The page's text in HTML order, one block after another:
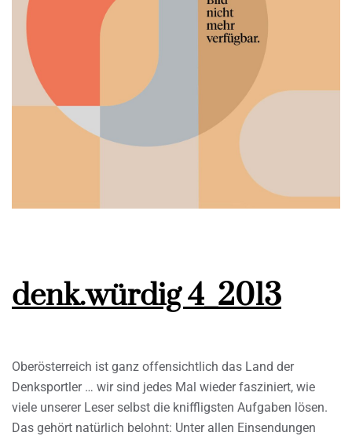
denk.würdig 4_2013
Oberösterreich ist ganz offensichtlich das Land der
Denksportler … wir sind jedes Mal wieder fasziniert, wie
viele unserer Leser selbst die kniffligsten Aufgaben lösen.
Das gehört natürlich belohnt: Unter allen Einsendungen